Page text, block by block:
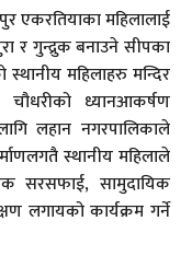
एकरतियाका महिलालाई
र गुन्द्रुक बनाउने सीपका
महिलाहरु मन्दिर
चौधरीको ध्यानआकर्षण
लहान नगरपालिकाले
स्थानीय महिलाले
सरसफाई, सामुदायिक
लगायको कार्यक्रम गर्ने